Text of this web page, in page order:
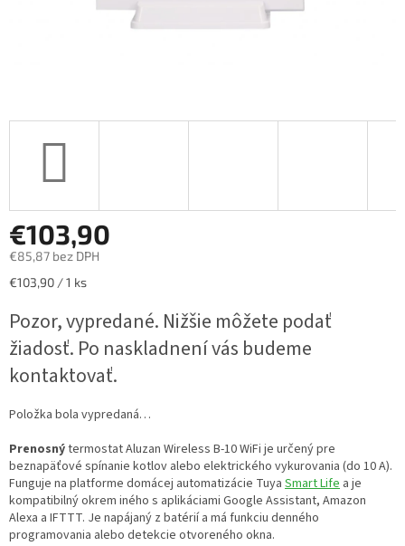
€103,90
€85,87 bez DPH
Jednotková
€103,90 / 1 ks
Pozor, vypredané. Nižšie môžete podať
žiadosť. Po naskladnení vás budeme
kontaktovať.
Položka bola vypredaná…
Prenosnýtermostat Aluzan Wireless B-10 WiFi je určený pre
beznapäťové spínanie kotlov alebo elektrického vykurovania (do 10 A).
Funguje na platforme domácej automatizácie Tuya Smart Life a je
kompatibilný okrem iného s aplikáciami Google Assistant, Amazon
Alexa a IFTTT. Je napájaný z batérií a má funkciu denného
programovania alebo detekcie otvoreného okna.